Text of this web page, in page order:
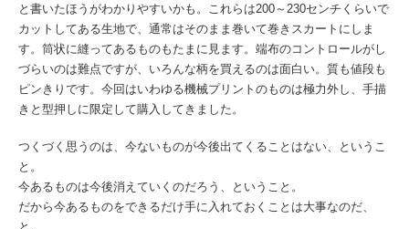
と書いたほうがわかりやすいかも。これらは200～230センチくらいで
カットしてある生地で、通常はそのまま巻いて巻きスカートにしま
す。筒状に縫ってあるものもたまに見ます。端布のコントロールがし
づらいのは難点ですが、いろんな柄を買えるのは面白い。質も値段も
ピンきりです。今回はいわゆる機械プリントのものは極力外し、手描
きと型押しに限定して購入してきました。
つくづく思うのは、今ないものが今後出てくることはない、というこ
と。
今あるものは今後消えていくのだろう、ということ。
だから今あるものをできるだけ手に入れておくことは大事なのだ、